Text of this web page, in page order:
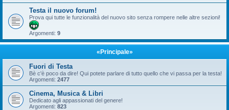
Testa il nuovo forum!
Prova qui tutte le funzionalità del nuovo sito senza rompere nelle altre sezioni!
Argomenti: 9
«Principale»
Fuori di Testa
Bè c'è poco da dire! Qui potete parlare di tutto quello che vi passa per la testa!
Argomenti: 2477
Cinema, Musica & Libri
Dedicato agli appassionati del genere!
Argomenti: 823